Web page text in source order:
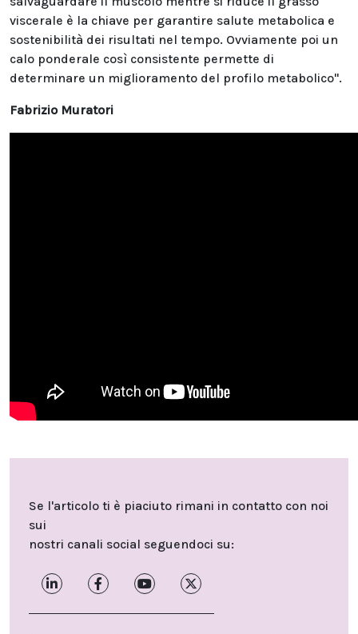
viscerale è la chiave per garantire salute metabolica e
sostenibilità dei risultati nel tempo. Ovviamente poi un
calo ponderale così consistente permette di
determinare un miglioramento del profilo metabolico".
Fabrizio Muratori
Se l'articolo ti è piaciuto rimani in contatto con noi
sui
nostri canali social seguendoci su: